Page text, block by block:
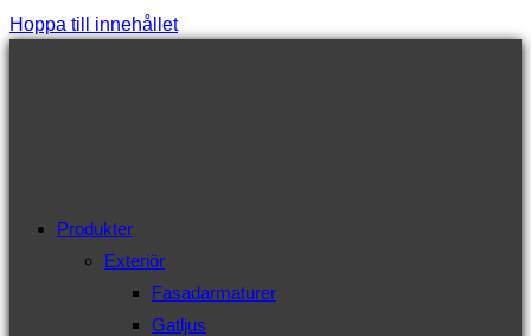
Hoppa till innehållet
Produkter
Exteriör
Fasadarmaturer
Gatljus